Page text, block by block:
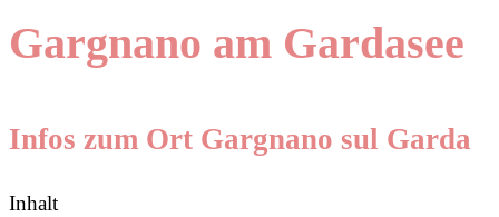
Gargnano am Gardasee
Infos zum Ort Gargnano sul Garda
Inhalt